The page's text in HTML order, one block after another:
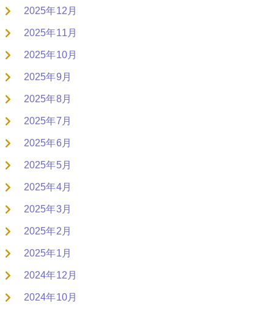
2025年12月
2025年11月
2025年10月
2025年9月
2025年8月
2025年7月
2025年6月
2025年5月
2025年4月
2025年3月
2025年2月
2025年1月
2024年12月
2024年10月